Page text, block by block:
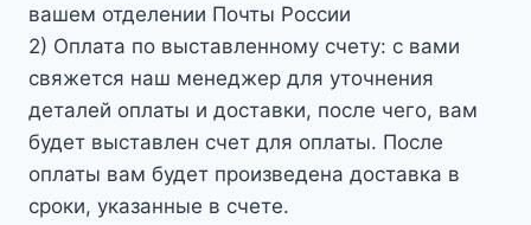
вашем отделении Почты России
2) Оплата по выставленному счету: с вами
свяжется наш менеджер для уточнения
деталей оплаты и доставки, после чего, вам
будет выставлен счет для оплаты. После
оплаты вам будет произведена доставка в
сроки, указанные в счете.